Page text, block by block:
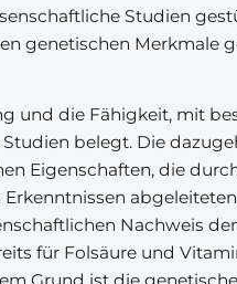
Studien
genetischen Merkmale
und die Fähigkeit, mit
belegt. Die
Eigenschaften, die
Nachweis
für Folsäure und